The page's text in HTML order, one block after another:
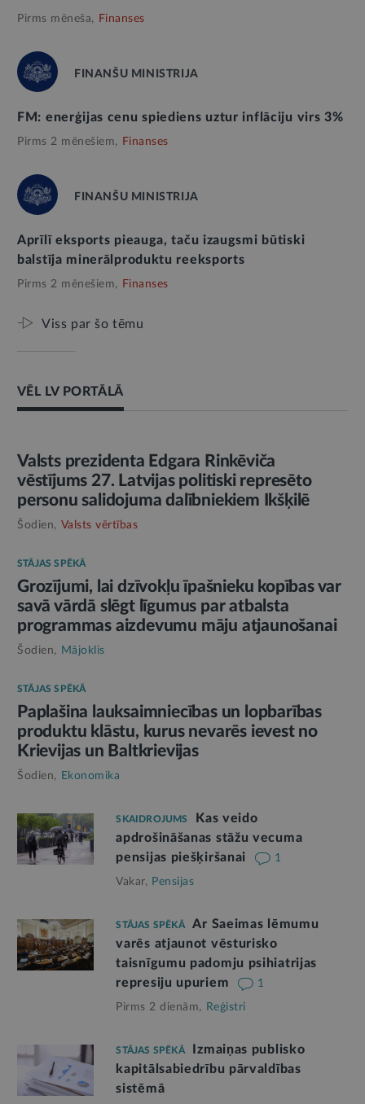
Pirms mēneša, Finanses
FINANŠU MINISTRIJA
FM: enerģijas cenu spiediens uztur inflāciju virs 3%
Pirms 2 mēnešiem, Finanses
FINANŠU MINISTRIJA
Aprīlī eksports pieauga, taču izaugsmi būtiski
balstīja minerālproduktu reeksports
Pirms 2 mēnešiem, Finanses
Viss par šo tēmu
VĒL LV PORTĀLĀ
AMATPERSONAS RUNA
Valsts prezidenta Edgara Rinkēviča
vēstījums 27. Latvijas politiski represēto
personu salidojuma dalībniekiem Ikšķilē
Šodien, Valsts vērtības
STĀJAS SPĒKĀ
Grozījumi, lai dzīvokļu īpašnieku kopības var
savā vārdā slēgt līgumus par atbalsta
programmas aizdevumu māju atjaunošanai
Šodien, Mājoklis
STĀJAS SPĒKĀ
Paplašina lauksaimniecības un lopbarības
produktu klāstu, kurus nevarēs ievest no
Krievijas un Baltkrievijas
Šodien, Ekonomika
SKAIDROJUMS
Kas veido
apdrošināšanas stāžu vecuma
pensijas piešķiršanai
1
Vakar, Pensijas
STĀJAS SPĒKĀ
Ar Saeimas lēmumu
varēs atjaunot vēsturisko
taisnīgumu padomju psihiatrijas
represiju upuriem
1
Pirms 2 dienām, Reģistri
STĀJAS SPĒKĀ
Izmaiņas publisko
kapitālsabiedrību pārvaldības
sistēmā